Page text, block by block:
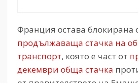
Франция остава блокирана
продължаваща стачка на
транспорт, която е част от
декември обща стачка